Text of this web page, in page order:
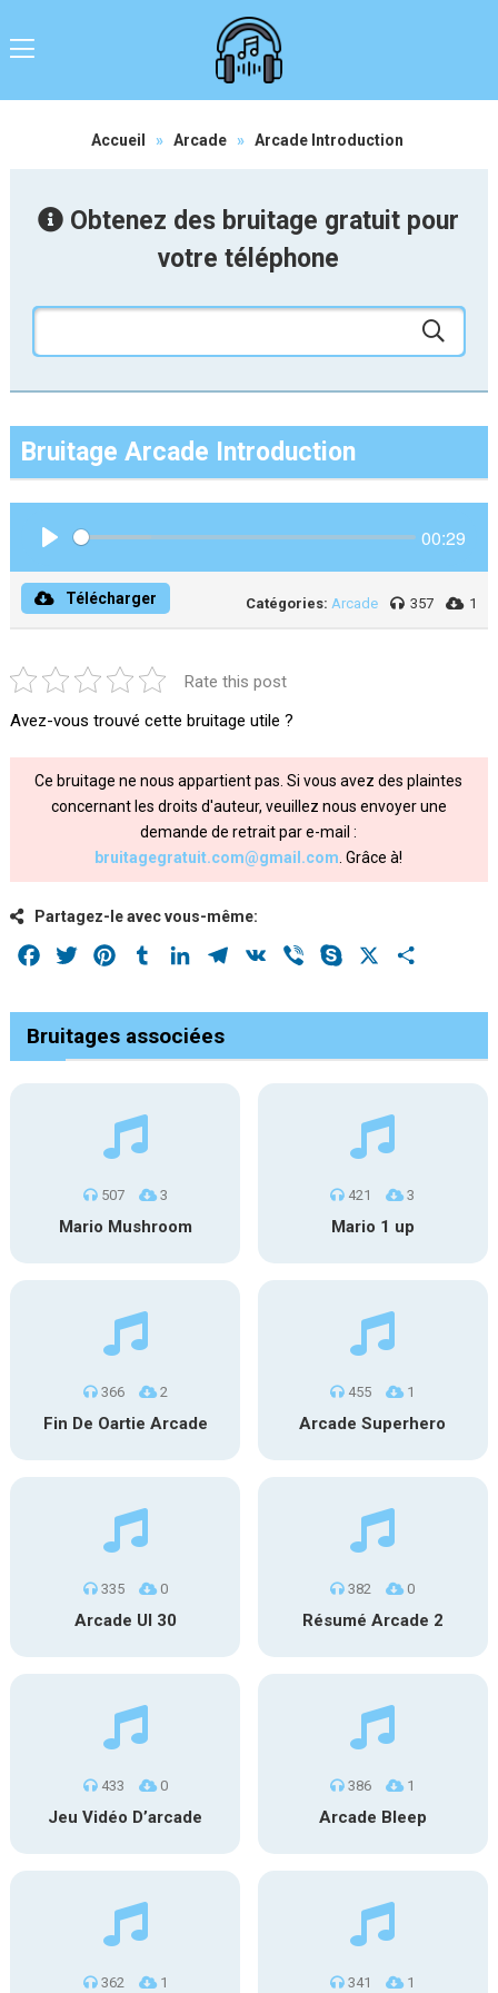
Accueil » Arcade » Arcade Introduction
Obtenez des bruitage gratuit pour
votre téléphone
Bruitage Arcade Introduction
00:29
Télécharger Catégories: Arcade 357 1
Rate this post
Avez-vous trouvé cette bruitage utile ?
Ce bruitage ne nous appartient pas. Si vous avez des plaintes
concernant les droits d'auteur, veuillez nous envoyer une
demande de retrait par e-mail :
bruitagegratuit.com@gmail.com . Grâce à!
Partagez-le avec vous-même:
Facebook
Twitter PinterestTumblrLinkedInTelegram
VK Viber Skype
Bruitages associées
507 3
Mario Mushroom
421 3
Mario 1 up
366 2
Fin De Oartie Arcade
455 1
Arcade Superhero
335 0
Arcade UI 30
382 0
Résumé Arcade 2
433 0
Jeu Vidéo D’arcade
386 1
Arcade Bleep
362 1 341 1